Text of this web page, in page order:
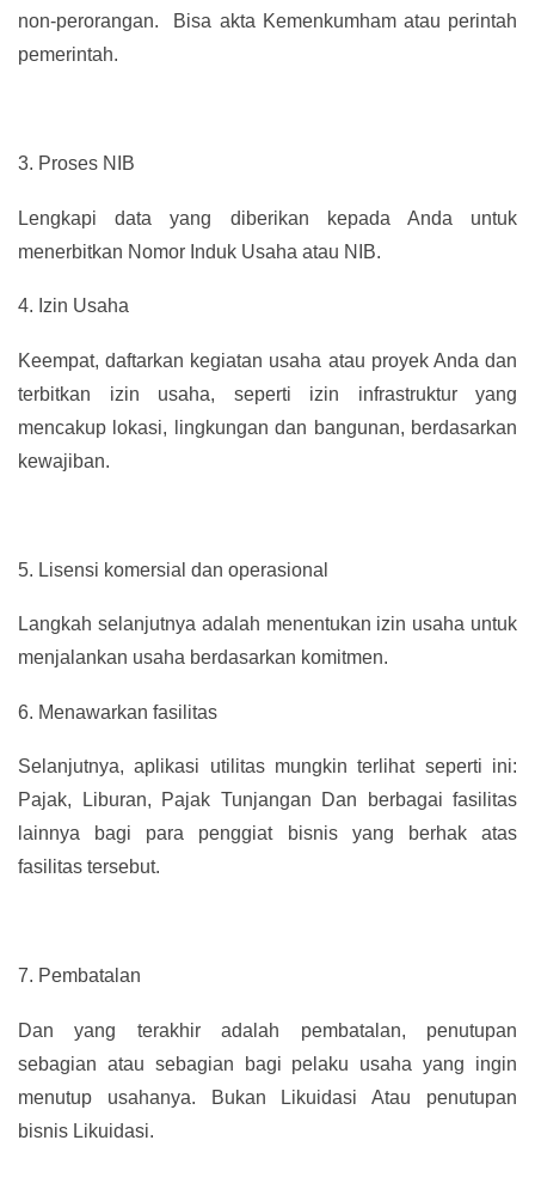
non-perorangan. Bisa akta Kemenkumham atau perintah
pemerintah.
3. Proses NIB
Lengkapi data yang diberikan kepada Anda untuk
menerbitkan Nomor Induk Usaha atau NIB.
4. Izin Usaha
Keempat, daftarkan kegiatan usaha atau proyek Anda dan
terbitkan izin usaha, seperti izin infrastruktur yang
mencakup lokasi, lingkungan dan bangunan, berdasarkan
kewajiban.
5. Lisensi komersial dan operasional
Langkah selanjutnya adalah menentukan izin usaha untuk
menjalankan usaha berdasarkan komitmen.
6. Menawarkan fasilitas
Selanjutnya, aplikasi utilitas mungkin terlihat seperti ini:
Pajak, Liburan, Pajak Tunjangan Dan berbagai fasilitas
lainnya bagi para penggiat bisnis yang berhak atas
fasilitas tersebut.
7. Pembatalan
Dan yang terakhir adalah pembatalan, penutupan
sebagian atau sebagian bagi pelaku usaha yang ingin
menutup usahanya. Bukan Likuidasi Atau penutupan
bisnis Likuidasi.